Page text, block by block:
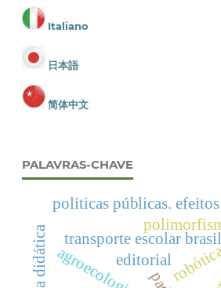
Italiano
日本語
简体中文
PALAVRAS-CHAVE
editorial
transporte escolar
políticas públicas.
agroecologia